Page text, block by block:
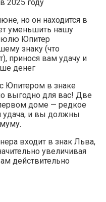
но он находится в
уменьшить нашу
Юпитер
знаку (что
принося вам удачу и
денег
с Юпитером в знаке
выгодно для вас! Две
доме — редкое
удача, и вы должны
входит в знак Льва,
увеличивая
действительно